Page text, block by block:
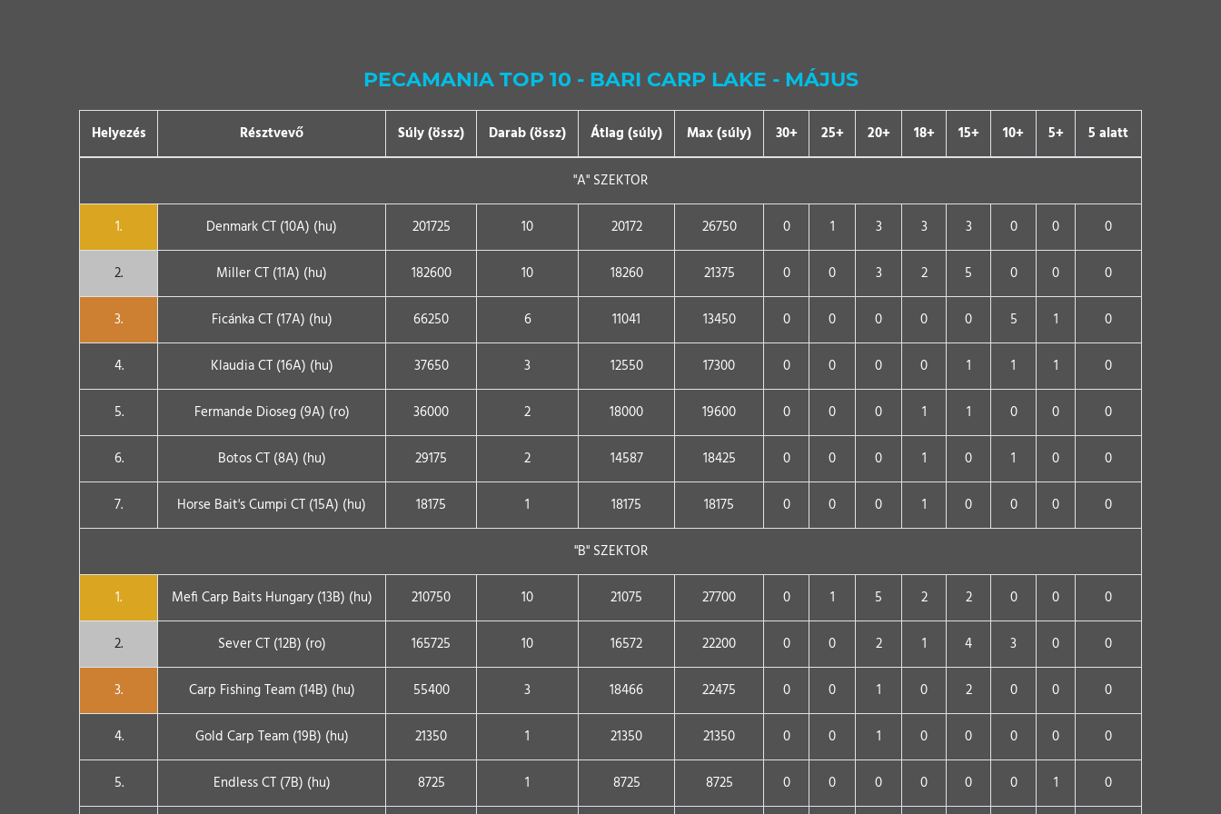
PECAMANIA TOP 10 - BARI CARP LAKE - MÁJUS
Helyezés Résztvevő Súly (össz) Darab (össz) Átlag (súly) Max (súly) 30+ 25+ 20+ 18+ 15+ 10+ 5+ 5 alatt
"A" SZEKTOR
1. Denmark CT (10A) (hu) 201725 10 20172 26750 0 1 3 3 3 0 0 0
2. Miller CT (11A) (hu) 182600 10 18260 21375 0 0 3 2 5 0 0 0
3. Ficánka CT (17A) (hu) 66250 6 11041 13450 0 0 0 0 0 5 1 0
4. Klaudia CT (16A) (hu) 37650 3 12550 17300 0 0 0 0 1 1 1 0
5. Fermande Dioseg (9A) (ro) 36000 2 18000 19600 0 0 0 1 1 0 0 0
6. Botos CT (8A) (hu) 29175 2 14587 18425 0 0 0 1 0 1 0 0
7. Horse Bait's Cumpi CT (15A) (hu) 18175 1 18175 18175 0 0 0 1 0 0 0 0
"B" SZEKTOR
1. Mefi Carp Baits Hungary (13B) (hu) 210750 10 21075 27700 0 1 5 2 2 0 0 0
2. Sever CT (12B) (ro) 165725 10 16572 22200 0 0 2 1 4 3 0 0
3. Carp Fishing Team (14B) (hu) 55400 3 18466 22475 0 0 1 0 2 0 0 0
4. Gold Carp Team (19B) (hu) 21350 1 21350 21350 0 0 1 0 0 0 0 0
5. Endless CT (7B) (hu) 8725 1 8725 8725 0 0 0 0 0 0 1 0